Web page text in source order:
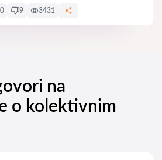
9 3431
na
o kolektivnim